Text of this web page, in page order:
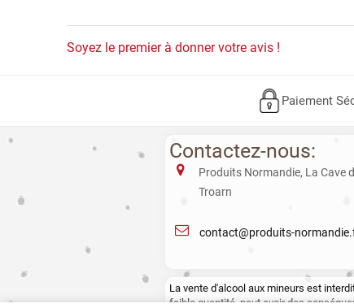
Soyez le premier à donner votre avis !
Paiement
Contactez-nous:
Produits Normandie, La Cave
Troarn
contact@produits-
La vente d'alcool aux mineurs est
faible quantité, peut avoir des